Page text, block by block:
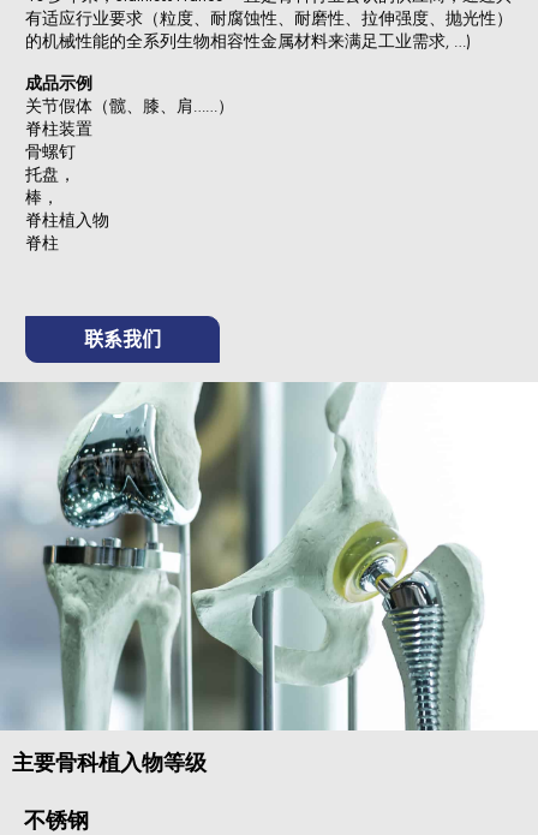
有适应行业要求（粒度、耐腐蚀性、耐磨性、拉伸强度、抛光性）
的机械性能的全系列生物相容性金属材料来满足工业需求, …)
成品示例
关节假体（髋、膝、肩……）
脊柱装置
骨螺钉
托盘，
棒，
脊柱植入物
脊柱
联系我们
主要骨科植入物等级
不锈钢